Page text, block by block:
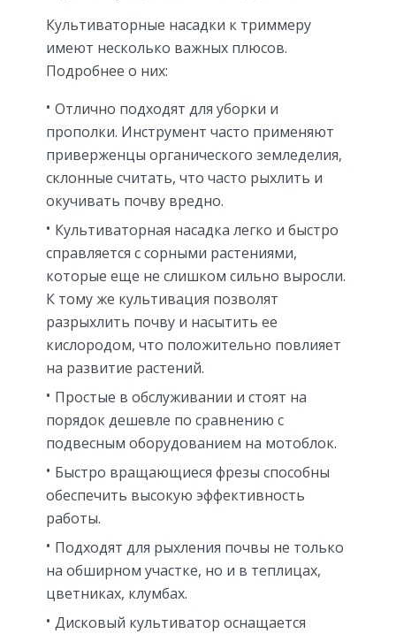
Культиваторные насадки к триммеру
имеют несколько важных плюсов.
Подробнее о них:
Отлично подходят для уборки и
прополки. Инструмент часто применяют
приверженцы органического земледелия,
склонные считать, что часто рыхлить и
окучивать почву вредно.
Культиваторная насадка легко и быстро
справляется с сорными растениями,
которые еще не слишком сильно выросли.
К тому же культивация позволят
разрыхлить почву и насытить ее
кислородом, что положительно повлияет
на развитие растений.
Простые в обслуживании и стоят на
порядок дешевле по сравнению с
подвесным оборудованием на мотоблок.
Быстро вращающиеся фрезы способны
обеспечить высокую эффективность
работы.
Подходят для рыхления почвы не только
на обширном участке, но и в теплицах,
цветниках, клумбах.
Дисковый культиватор оснащается